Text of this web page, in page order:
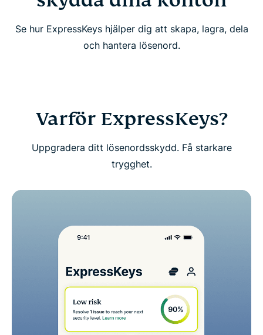
Smarta funktioner, enkelt att använda
Kom igång med ExpressKeys
Vanliga frågor: Om ExpressKeys
Få en riskfri provperiod av ExpressKeys som ny
Se hur ExpressKeys hjälper dig att skapa, lagra, dela
och hantera lösenord.
Varför ExpressKeys?
Uppgradera ditt lösenordsskydd. Få starkare
trygghet.